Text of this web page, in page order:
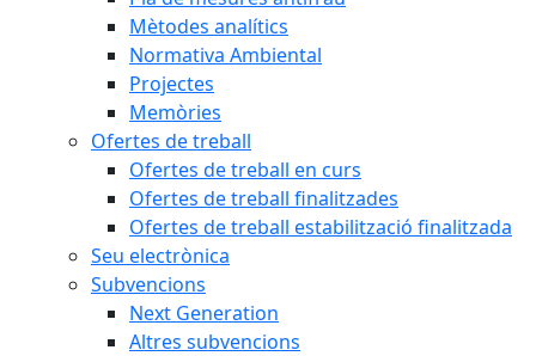
Mètodes analítics
Normativa Ambiental
Projectes
Memòries
Ofertes de treball
Ofertes de treball en curs
Ofertes de treball finalitzades
Ofertes de treball estabilització finalitzada
Seu electrònica
Subvencions
Next Generation
Altres subvencions